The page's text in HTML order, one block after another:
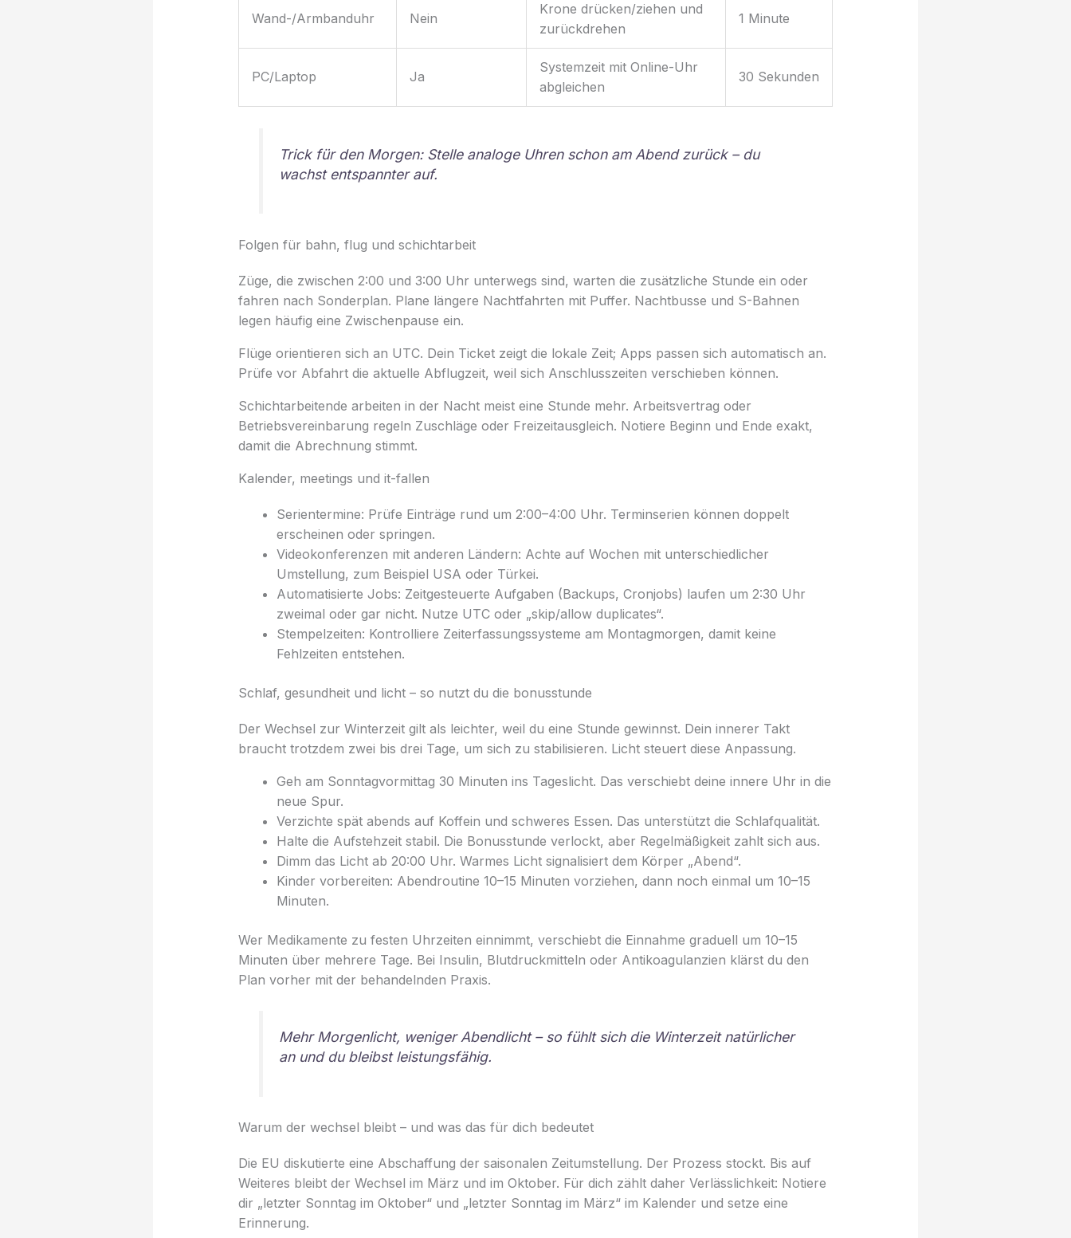
Wand-/Armbanduhr Nein
Krone drücken/ziehen und
zurückdrehen
1 Minute
PC/Laptop Ja
Systemzeit mit Online-Uhr
abgleichen
30 Sekunden
Trick für den Morgen: Stelle analoge Uhren schon am Abend zurück – du
wachst entspannter auf.
Folgen für bahn, flug und schichtarbeit
Züge, die zwischen 2:00 und 3:00 Uhr unterwegs sind, warten die zusätzliche Stunde ein oder
fahren nach Sonderplan. Plane längere Nachtfahrten mit Puffer. Nachtbusse und S-Bahnen
legen häufig eine Zwischenpause ein.
Flüge orientieren sich an UTC. Dein Ticket zeigt die lokale Zeit; Apps passen sich automatisch an.
Prüfe vor Abfahrt die aktuelle Abflugzeit, weil sich Anschlusszeiten verschieben können.
Schichtarbeitende arbeiten in der Nacht meist eine Stunde mehr. Arbeitsvertrag oder
Betriebsvereinbarung regeln Zuschläge oder Freizeitausgleich. Notiere Beginn und Ende exakt,
damit die Abrechnung stimmt.
Kalender, meetings und it-fallen
Serientermine: Prüfe Einträge rund um 2:00–4:00 Uhr. Terminserien können doppelt
erscheinen oder springen.
Videokonferenzen mit anderen Ländern: Achte auf Wochen mit unterschiedlicher
Umstellung, zum Beispiel USA oder Türkei.
Automatisierte Jobs: Zeitgesteuerte Aufgaben (Backups, Cronjobs) laufen um 2:30 Uhr
zweimal oder gar nicht. Nutze UTC oder „skip/allow duplicates“.
Stempelzeiten: Kontrolliere Zeiterfassungssysteme am Montagmorgen, damit keine
Fehlzeiten entstehen.
Schlaf, gesundheit und licht – so nutzt du die bonusstunde
Der Wechsel zur Winterzeit gilt als leichter, weil du eine Stunde gewinnst. Dein innerer Takt
braucht trotzdem zwei bis drei Tage, um sich zu stabilisieren. Licht steuert diese Anpassung.
Geh am Sonntagvormittag 30 Minuten ins Tageslicht. Das verschiebt deine innere Uhr in die
neue Spur.
Verzichte spät abends auf Koffein und schweres Essen. Das unterstützt die Schlafqualität.
Halte die Aufstehzeit stabil. Die Bonusstunde verlockt, aber Regelmäßigkeit zahlt sich aus.
Dimm das Licht ab 20:00 Uhr. Warmes Licht signalisiert dem Körper „Abend“.
Kinder vorbereiten: Abendroutine 10–15 Minuten vorziehen, dann noch einmal um 10–15
Minuten.
Wer Medikamente zu festen Uhrzeiten einnimmt, verschiebt die Einnahme graduell um 10–15
Minuten über mehrere Tage. Bei Insulin, Blutdruckmitteln oder Antikoagulanzien klärst du den
Plan vorher mit der behandelnden Praxis.
Mehr Morgenlicht, weniger Abendlicht – so fühlt sich die Winterzeit natürlicher
an und du bleibst leistungsfähig.
Warum der wechsel bleibt – und was das für dich bedeutet
Die EU diskutierte eine Abschaffung der saisonalen Zeitumstellung. Der Prozess stockt. Bis auf
Weiteres bleibt der Wechsel im März und im Oktober. Für dich zählt daher Verlässlichkeit: Notiere
dir „letzter Sonntag im Oktober“ und „letzter Sonntag im März“ im Kalender und setze eine
Erinnerung.